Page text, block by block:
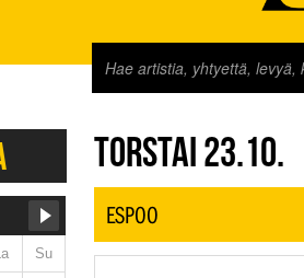
Su
JAZZ FINLAND LIVE
TORSTAI 23.10.
ESPOO